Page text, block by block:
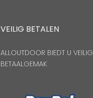
VEILIG BETALEN
ALLOUTDOOR BIEDT U VEILIG
BETAALGEMAK